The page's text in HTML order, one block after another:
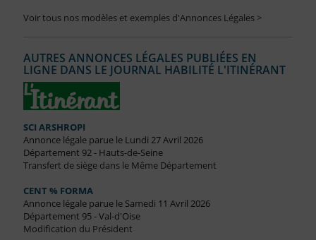
Voir tous nos modèles et exemples d'Annonces Légales >
AUTRES ANNONCES LÉGALES PUBLIÉES EN
LIGNE DANS LE JOURNAL HABILITÉ L'ITINÉRANT
SCI ARSHROPI
Annonce légale parue le Lundi 27 Avril 2026
Département 92 - Hauts-de-Seine
Transfert de siège dans le Même Département
CENT % FORMA
Annonce légale parue le Samedi 11 Avril 2026
Département 95 - Val-d'Oise
Modification du Président